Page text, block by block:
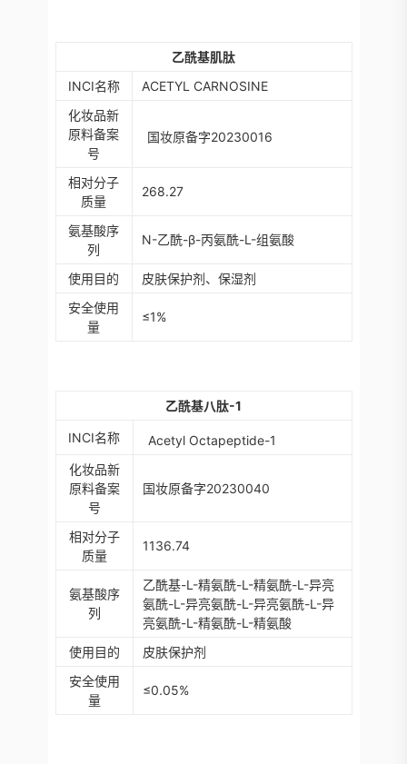
乙酰基肌肽
INCI名称
ACETYL CARNOSINE
化妆品新
原料备案
号
国妆原备字20230016
相对分子
质量
268.27
氨基酸序
列
N-乙酰-β-丙氨酰-L-组氨酸
使用目的
皮肤保护剂、保湿剂
安全使用
量
≤1%
乙酰基八肽-1
INCI名称
Acetyl Octapeptide-1
化妆品新
原料备案
号
国妆原备字20230040
相对分子
质量
1136.74
氨基酸序
列
乙酰基-L-精氨酰-L-精氨酰-L-异亮
氨酰-L-异亮氨酰-L-异亮氨酰-L-异
亮氨酰-L-精氨酰-L-精氨酸
使用目的
皮肤保护剂
安全使用
量
≤0.05%